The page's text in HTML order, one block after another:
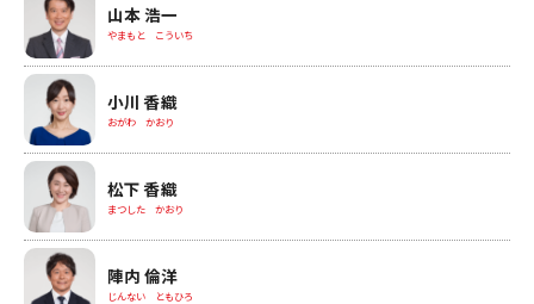
山本 浩一
やまもと こういち
小川 香織
おがわ かおり
松下 香織
まつした かおり
陣内 倫洋
じんない ともひろ